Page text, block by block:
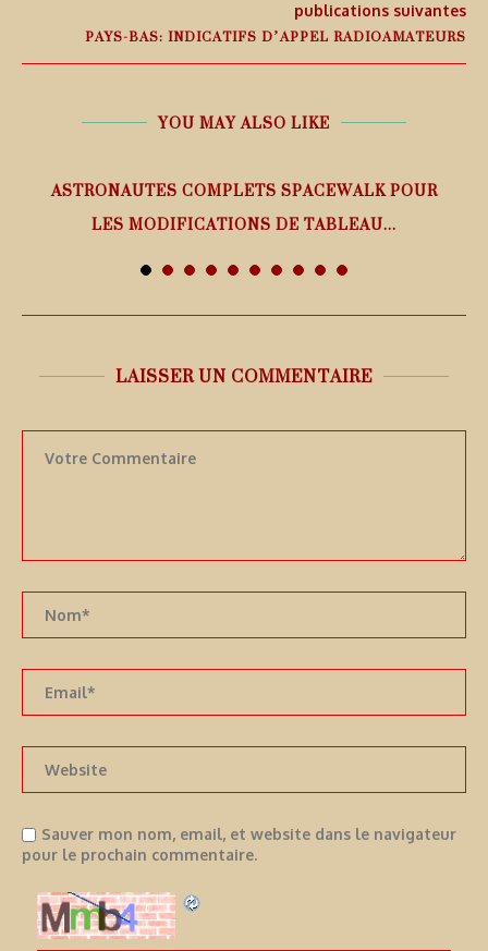
publications suivantes
PAYS-BAS: INDICATIFS D’APPEL RADIOAMATEURS
YOU MAY ALSO LIKE
ASTRONAUTES COMPLETS SPACEWALK POUR
LES MODIFICATIONS DE TABLEAU...
LAISSER UN COMMENTAIRE
Sauver mon nom, email, et website dans le navigateur
pour le prochain commentaire.